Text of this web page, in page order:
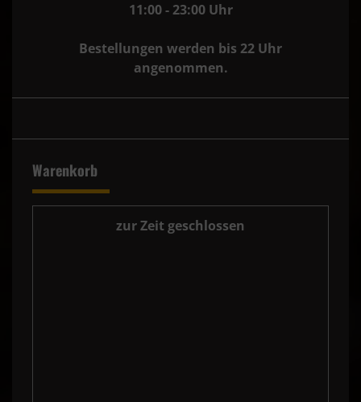
11:00 - 23:00 Uhr
Bestellungen werden bis 22 Uhr
angenommen.
Warenkorb
zur Zeit geschlossen